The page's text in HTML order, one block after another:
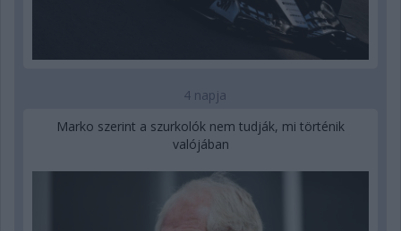
4 napja
Marko szerint a szurkolók nem tudják, mi történik
valójában